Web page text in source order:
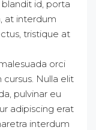
id, porta
at interdum
tristique at
orci
Nulla elit
pulvinar eu
adipiscing erat
interdum